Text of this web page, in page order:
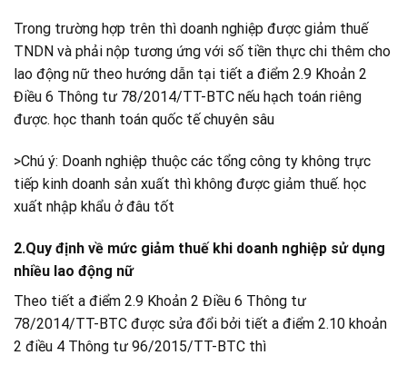
Trong trường hợp trên thì doanh nghiệp được giảm thuế
TNDN và phải nộp tương ứng với số tiền thực chi thêm cho
lao động nữ theo hướng dẫn tại tiết a điểm 2.9 Khoản 2
Điều 6 Thông tư 78/2014/TT-BTC nếu hạch toán riêng
được. học thanh toán quốc tế chuyên sâu
>Chú ý: Doanh nghiệp thuộc các tổng công ty không trực
tiếp kinh doanh sản xuất thì không được giảm thuế. học
xuất nhập khẩu ở đâu tốt
2.Quy định về mức giảm thuế khi doanh nghiệp sử dụng
nhiều lao động nữ
Theo tiết a điểm 2.9 Khoản 2 Điều 6 Thông tư
78/2014/TT-BTC được sửa đổi bởi tiết a điểm 2.10 khoản
2 điều 4 Thông tư 96/2015/TT-BTC thì